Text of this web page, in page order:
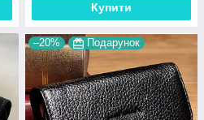
Купити
–20% Подарунок